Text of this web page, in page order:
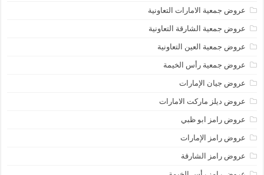
عروض جمعية الامارات التعاونية
عروض جمعية الشارقة التعاونية
عروض جمعية العين التعاونية
عروض جمعية رأس الخيمة
عروض جيان الإمارات
عروض ديلز ماركت الامارات
عروض رامز ابو ظبي
عروض رامز الإمارات
عروض رامز الشارقة